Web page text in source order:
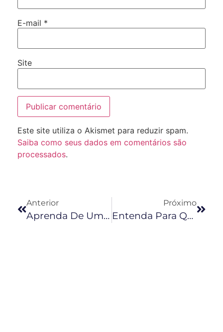
E-mail *
Site
Este site utiliza o Akismet para reduzir spam.
Saiba como seus dados em comentários são
processados.
Anterior
Aprenda De Uma Vez Por Todas A Baixar Um Vídeo No Youtube
Próximo
Entenda Para Que Serve O Sininho Do YouTube E Qual A Sua Importância